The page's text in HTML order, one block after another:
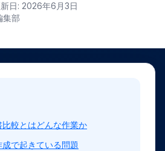
日: 2026年6月3日
部
較とはどんな作業か
で起きている問題